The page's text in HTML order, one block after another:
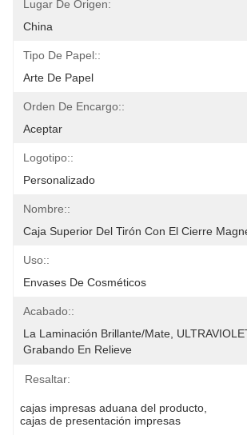
Lugar De Origen:
China
Tipo De Papel::
Arte De Papel
Orden De Encargo::
Aceptar
Logotipo::
Personalizado
Nombre::
Caja Superior Del Tirón Con El Cierre
Uso::
Envases De Cosméticos
Acabado::
La Laminación Brillante/mate,
Grabando En Relieve
Resaltar:
cajas impresas aduana del producto
cajas de presentación impresas